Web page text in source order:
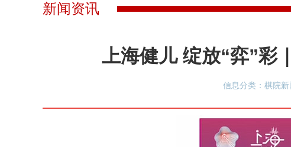
新闻资讯
上海健儿 绽放“弈”彩
信息分类：棋院